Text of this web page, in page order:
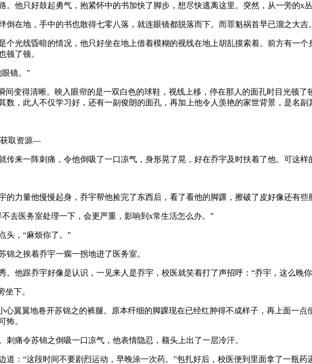
。他只好鼓起勇气，抱紧怀中的书加快了脚步，想尽快逃离这里。突然，从一旁的x
在地，手中的书也散得七零八落，就连眼镜都脱落而下。而罪魁祸首早已溜之大吉。
个光线昏暗的情况，他只好坐在地上借着模糊的视线在地上胡乱摸索着。前方有一
顿了顿。
镜。”
间变得清晰。映入眼帘的是一双白色的球鞋，视线上移，停在那人的面孔时目光顿
数，此人不仅学习好，还有一副俊朗的面孔，再加上他令人羡艳的家世背景，是名副
获取资源—
传来一阵刺痛，令他倒吸了一口凉气，身形晃了晃，好在乔宇及时扶着了他。可这样
的力量他慢慢起身，乔宇帮他捡完了东西后，看了看他的脚踝，擦破了皮好像还有
去医务室处理一下，会更严重，影响到x常生活怎么办。”
头，“麻烦你了。”
锦之挨着乔宇一瘸一拐地进了医务室。
。他跟乔宇好像是认识，一见来人是乔宇，校医就笑着打了声招呼：“乔宇，这么晚
坐下。
心翼翼地卷开苏锦之的裤腿。原本纤细的脚踝现在已经红肿得不成样子，再上面一
怖。
痛令苏锦之倒吸一口凉气，他表情隐忍，额头上出了一层冷汗。
：“这段时间不要剧烈运动，早晚涂一次药。”包扎好后，校医便到里面拿了一瓶药